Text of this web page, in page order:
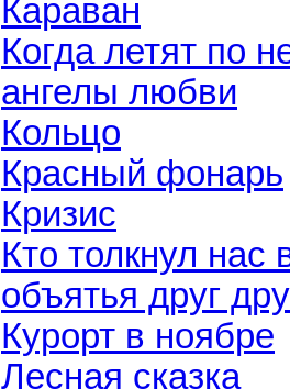
Караван
Когда летят по
ангелы любви
Кольцо
Красный фонарь
Кризис
Кто толкнул нас
объятья друг
Курорт в ноябре
Лесная сказка